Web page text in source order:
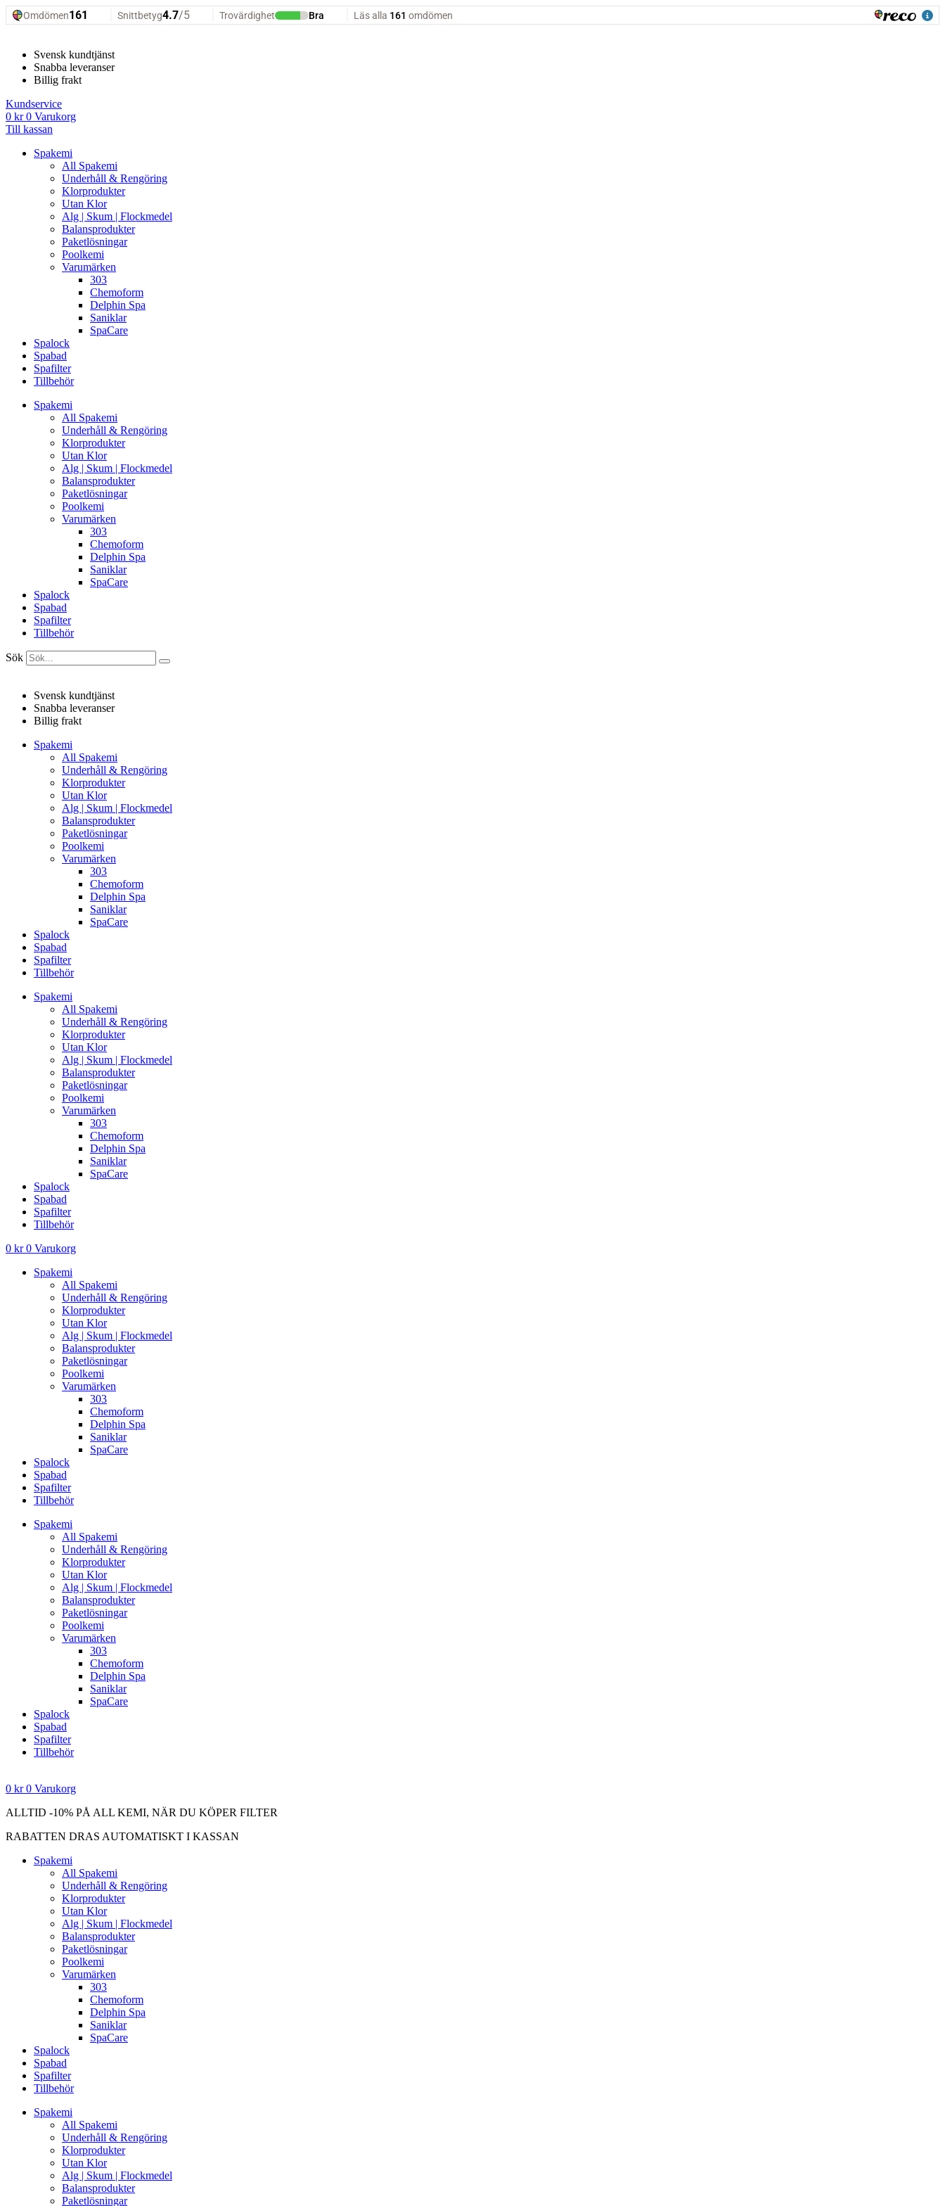
Hoppa
till
Svensk kundtjänst
Snabba leveranser
Billig frakt
Kundservice
0 kr 0 Varukorg
Till kassan
Spakemi
All Spakemi
Underhåll & Rengöring
Klorprodukter
Utan Klor
Alg | Skum | Flockmedel
Balansprodukter
Paketlösningar
Poolkemi
Varumärken
303
Chemoform
Delphin Spa
Saniklar
SpaCare
Spalock
Spabad
Spafilter
Tillbehör
Spakemi
All Spakemi
Underhåll & Rengöring
Klorprodukter
Utan Klor
Alg | Skum | Flockmedel
Balansprodukter
Paketlösningar
Poolkemi
Varumärken
303
Chemoform
Delphin Spa
Saniklar
SpaCare
Spalock
Spabad
Spafilter
Tillbehör
Sök
Svensk kundtjänst
Snabba leveranser
Billig frakt
Spakemi
All Spakemi
Underhåll & Rengöring
Klorprodukter
Utan Klor
Alg | Skum | Flockmedel
Balansprodukter
Paketlösningar
Poolkemi
Varumärken
303
Chemoform
Delphin Spa
Saniklar
SpaCare
Spalock
Spabad
Spafilter
Tillbehör
Spakemi
All Spakemi
Underhåll & Rengöring
Klorprodukter
Utan Klor
Alg | Skum | Flockmedel
Balansprodukter
Paketlösningar
Poolkemi
Varumärken
303
Chemoform
Delphin Spa
Saniklar
SpaCare
Spalock
Spabad
Spafilter
Tillbehör
0 kr 0 Varukorg
Spakemi
All Spakemi
Underhåll & Rengöring
Klorprodukter
Utan Klor
Alg | Skum | Flockmedel
Balansprodukter
Paketlösningar
Poolkemi
Varumärken
303
Chemoform
Delphin Spa
Saniklar
SpaCare
Spalock
Spabad
Spafilter
Tillbehör
Spakemi
All Spakemi
Underhåll & Rengöring
Klorprodukter
Utan Klor
Alg | Skum | Flockmedel
Balansprodukter
Paketlösningar
Poolkemi
Varumärken
303
Chemoform
Delphin Spa
Saniklar
SpaCare
Spalock
Spabad
Spafilter
Tillbehör
0 kr 0 Varukorg
ALLTID -10% PÅ ALL KEMI, NÄR DU KÖPER FILTER
RABATTEN DRAS AUTOMATISKT I KASSAN
Spakemi
All Spakemi
Underhåll & Rengöring
Klorprodukter
Utan Klor
Alg | Skum | Flockmedel
Balansprodukter
Paketlösningar
Poolkemi
Varumärken
303
Chemoform
Delphin Spa
Saniklar
SpaCare
Spalock
Spabad
Spafilter
Tillbehör
Spakemi
All Spakemi
Underhåll & Rengöring
Klorprodukter
Utan Klor
Alg | Skum | Flockmedel
Balansprodukter
Paketlösningar